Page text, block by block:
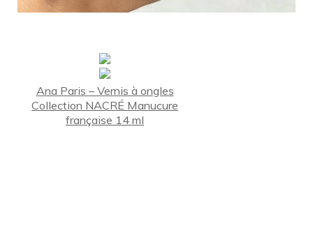
Ana Paris – Vernis à ongles
Collection NACRÉ Manucure
française 14 ml